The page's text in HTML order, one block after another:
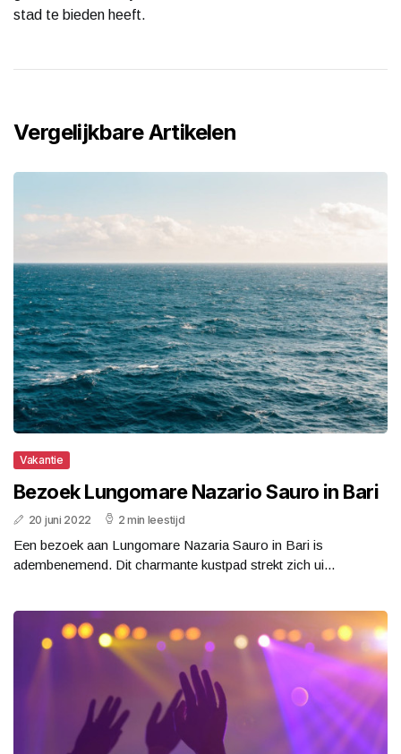
stad te bieden heeft.
Vergelijkbare Artikelen
Vakantie
Bezoek Lungomare Nazario Sauro in Bari
20 juni 2022 2 min leestijd
Een bezoek aan Lungomare Nazaria Sauro in Bari is
adembenemend. Dit charmante kustpad strekt zich ui...